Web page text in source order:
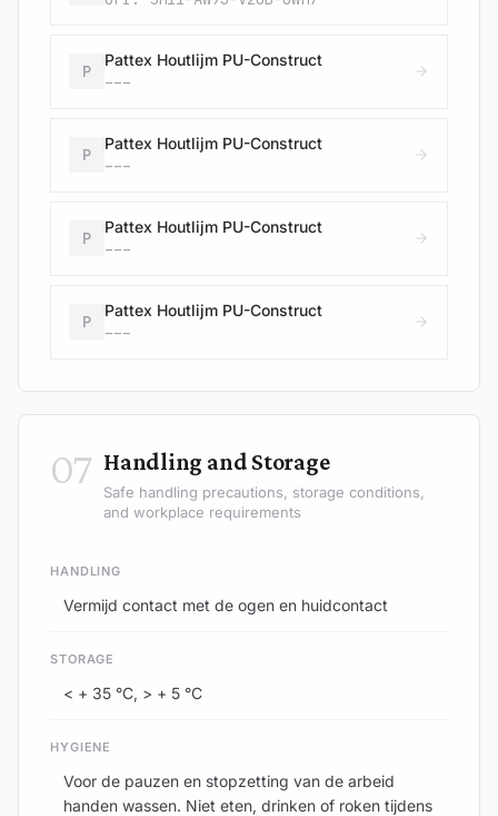
P
Pattex Houtlijm PU-Construct
---
P
Pattex Houtlijm PU-Construct
---
P
Pattex Houtlijm PU-Construct
---
P
Pattex Houtlijm PU-Construct
---
07 Handling and Storage
Safe handling precautions, storage conditions,
and workplace requirements
HANDLING
Vermijd contact met de ogen en huidcontact
STORAGE
< + 35 °C, > + 5 °C
HYGIENE
Voor de pauzen en stopzetting van de arbeid
handen wassen. Niet eten, drinken of roken tijdens